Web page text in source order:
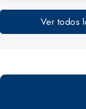
Ver todos